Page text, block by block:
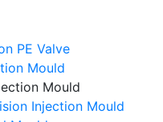
PE Valve
Mould
Mould
Injection Mould